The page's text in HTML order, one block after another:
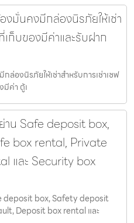
งมั่นคงมีกล่องนิรภัยให้เช่า
เก็บของมีค่าและรับฝาก
ล่องนิรภัยให้เช่าสำหรับการเช่าเซฟ
มีค่า ตู้เ
น Safe deposit box,
box rental, Private
และ Security box
deposit box, Safety deposit
Deposit box rental และ